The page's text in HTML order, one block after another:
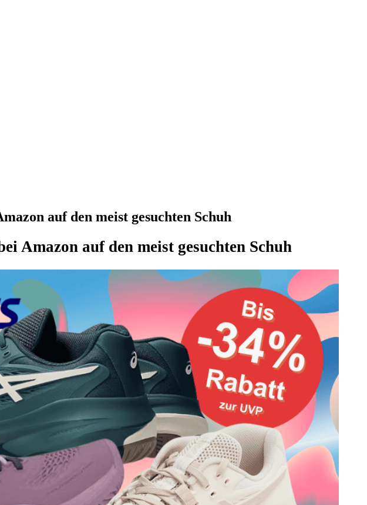
auf den meist gesuchten Schuh
Amazon auf den meist gesuchten Schuh